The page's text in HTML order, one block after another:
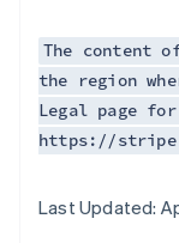
The content
the region
Legal page
https://
Last Updated: